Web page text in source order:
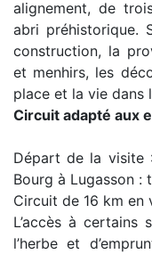
alignement, de
abri préhistorique.
construction, la
et menhirs, les
place et la vie dans
Circuit adapté aux
Départ de la visite
Bourg à Lugasson :
Circuit de 16 km en
L’accès à certains
l’herbe et